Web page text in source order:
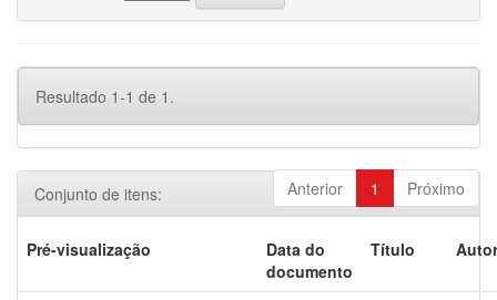
Resultado 1-1 de 1.
Anterior 1 Próximo
Conjunto de itens:
Pré-visualização
Data do
documento
Título